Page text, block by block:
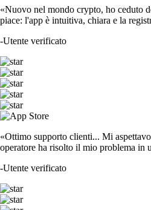
«Nuovo nel mondo crypto, ho ceduto
piace: l'app è intuitiva, chiara e la
-Utente verificato
«Ottimo supporto clienti... Mi
operatore ha risolto il mio problema in
-Utente verificato